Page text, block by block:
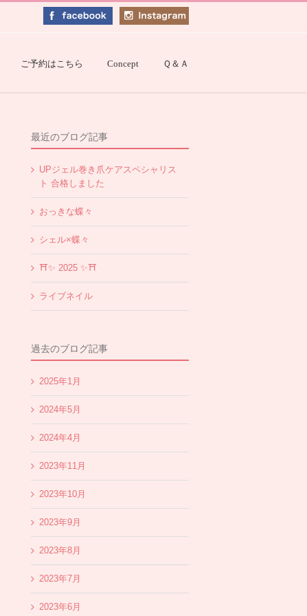
ご予約はこちら Concept Ｑ＆Ａ
最近のブログ記事
UPジェル巻き爪ケアスペシャリス
ト 合格しました
おっきな蝶々
シェル×蝶々
⛩✨️ 2025 ✨️⛩
ライブネイル
過去のブログ記事
2025年1月
2024年5月
2024年4月
2023年11月
2023年10月
2023年9月
2023年8月
2023年7月
2023年6月